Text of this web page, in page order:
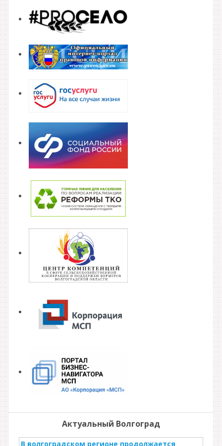
Актуальный Волгоград
В волгоградском регионе продолжается